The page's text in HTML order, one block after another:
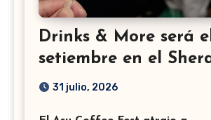
Drinks & More será
setiembre en el
31 julio, 2026